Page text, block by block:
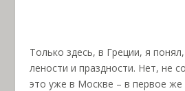
Только здесь, в Греции, я
лености и праздности. Нет, не
это уже в Москве – в первое